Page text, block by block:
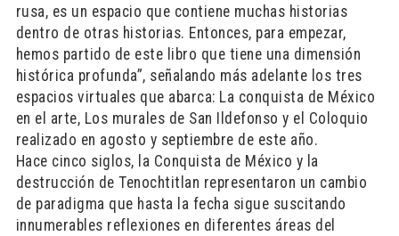
rusa, es un espacio que contiene muchas historias
dentro de otras historias. Entonces, para empezar,
hemos partido de este libro que tiene una dimensión
histórica profunda”, señalando más adelante los tres
espacios virtuales que abarca: La conquista de México
en el arte, Los murales de San Ildefonso y el Coloquio
realizado en agosto y septiembre de este año.
Hace cinco siglos, la Conquista de México y la
destrucción de Tenochtitlan representaron un cambio
de paradigma que hasta la fecha sigue suscitando
innumerables reflexiones en diferentes áreas del